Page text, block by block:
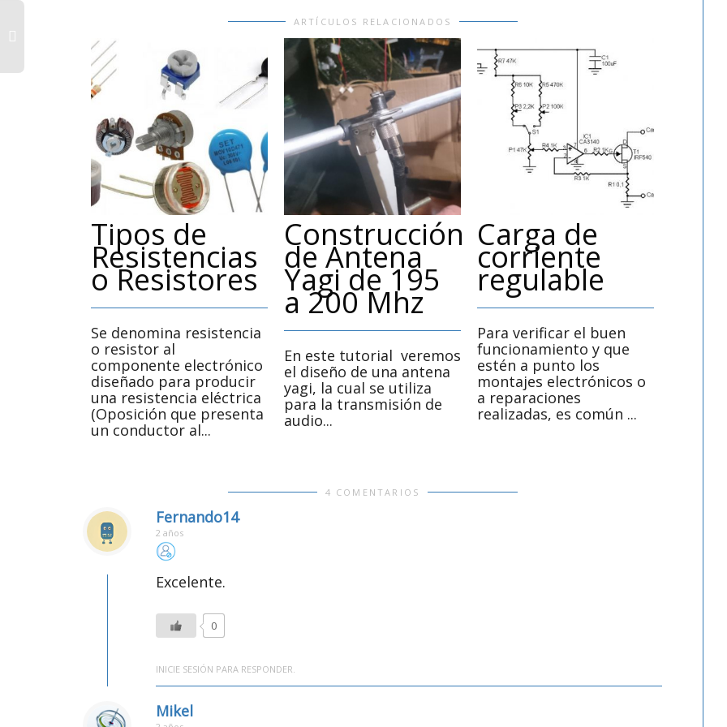
ARTÍCULOS RELACIONADOS
Tipos de
Resistencias
o Resistores
Se denomina resistencia
o resistor al
componente electrónico
diseñado para producir
una resistencia eléctrica
(Oposición que presenta
un conductor al...
Construcción
de Antena
Yagi de 195
a 200 Mhz
En este tutorial veremos
el diseño de una antena
yagi, la cual se utiliza
para la transmisión de
audio...
Carga de
corriente
regulable
Para verificar el buen
funcionamiento y que
estén a punto los
montajes electrónicos o
a reparaciones
realizadas, es común ...
4 COMENTARIOS
Fernando14
2 años
Excelente.
0
INICIE SESIÓN PARA RESPONDER.
Mikel